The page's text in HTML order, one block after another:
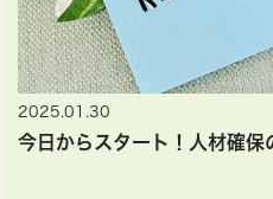
2025.01.30
今日からスタート！人材確保